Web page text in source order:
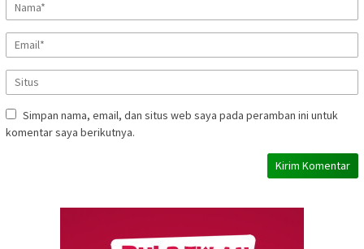
Simpan nama, email, dan situs web saya pada peramban ini untuk
komentar saya berikutnya.